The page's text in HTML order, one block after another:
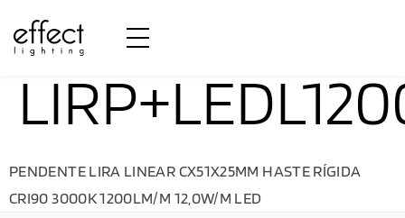
PENDENTE LIRA LINEAR CX51X25MM HASTE RÍGIDA
CRI90 3000K 1200LM/M 12,0W/M LED